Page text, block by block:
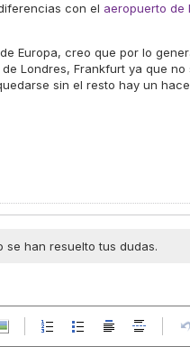
con el aeropuerto de
Europa, creo que por lo
Londres, Frankfurt ya que
sin el resto hay un
se han resuelto tus dudas.